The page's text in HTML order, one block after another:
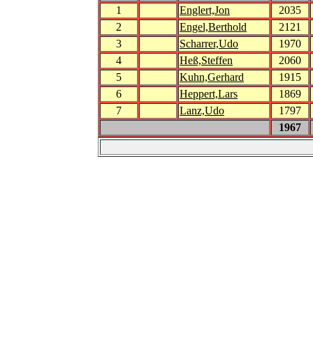
1
Englert,Jon
2035
2
Engel,Berthold
2121
3
Scharrer,Udo
1970
4
Heß,Steffen
2060
5
Kuhn,Gerhard
1915
6
Heppert,Lars
1869
7
Lanz,Udo
1797
1967